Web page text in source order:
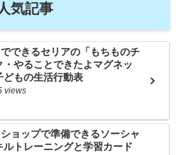
気記事
できるセリアの「もちものチ
・やることできたよマグネッ
どもの生活行動表
views
ョップで準備できるソーシャ
ルトレーニングと学習カード